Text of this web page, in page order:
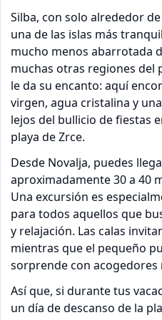
Silba, con solo alrededor
una de las islas más
mucho menos abarrotada
muchas otras regiones del
le da su encanto: aquí
virgen, agua cristalina y
lejos del bullicio de fiestas
playa de Zrce.
Desde Novalja, puedes
aproximadamente 30 a 40
Una excursión es
para todos aquellos que
y relajación. Las calas
mientras que el pequeño
sorprende con acogedores
Así que, si durante tus
un día de descanso de la